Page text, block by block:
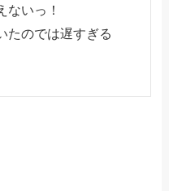
ないっ！
たのでは遅すぎる